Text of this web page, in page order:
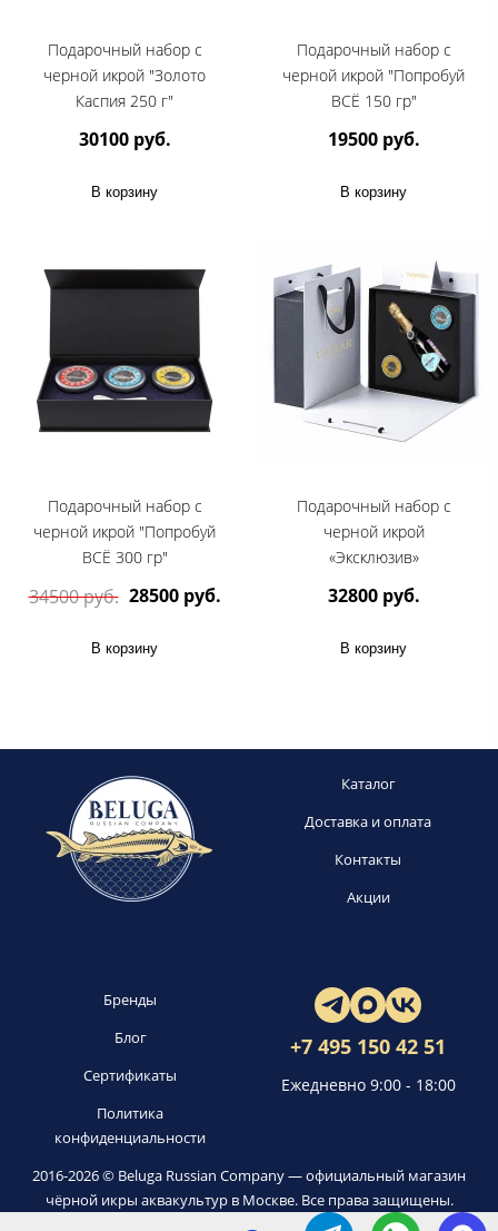
Подарочный набор с
черной икрой "Золото
Каспия 250 г"
30100 руб.
В корзину
Подарочный набор с
черной икрой "Попробуй
ВСЁ 150 гр"
19500 руб.
В корзину
Подарочный набор с
черной икрой "Попробуй
ВСЁ 300 гр"
34500 руб. 28500 руб.
В корзину
Подарочный набор с
черной икрой
«Эксклюзив»
32800 руб.
В корзину
Каталог
Доставка и оплата
Контакты
Акции
Бренды
Блог
Сертификаты
Политика
конфиденциальности
+7 495 150 42 51
Ежедневно 9:00 - 18:00
2016-2026 © Beluga Russian Company — официальный магазин
чёрной икры аквакультур в Москве. Все права защищены.